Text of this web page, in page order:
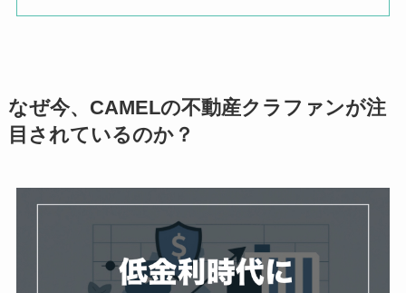
なぜ今、CAMELの不動産クラファンが注
目されているのか？